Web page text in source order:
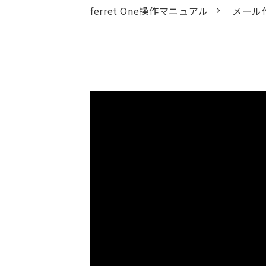
ferret One操作マニュアル メール